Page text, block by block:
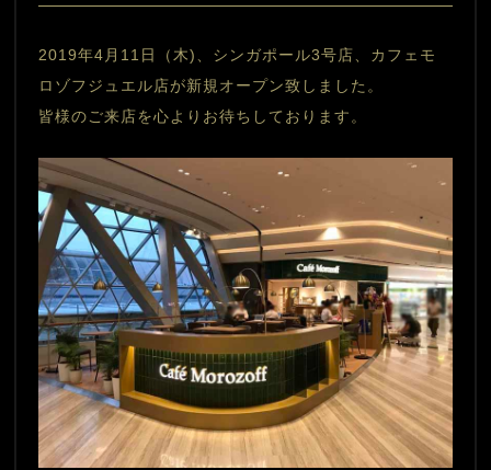
2019年4月11日（木)、シンガポール3号店、カフェモ
ロゾフジュエル店が新規オープン致しました。
皆様のご来店を心よりお待ちしております。